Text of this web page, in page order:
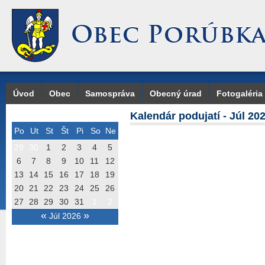
Úvod Obec Samospráva Obecný úrad Fotogaléria
Po Ut St Št Pi So Ne
« Júl 2026 »
1 2 3 4
5
6
7 8 9 10 11
12
13
14 15 16 17 18
19
20
21 22 23 24 25
26
27
28 29 30 31
Kalendár podujatí - Júl